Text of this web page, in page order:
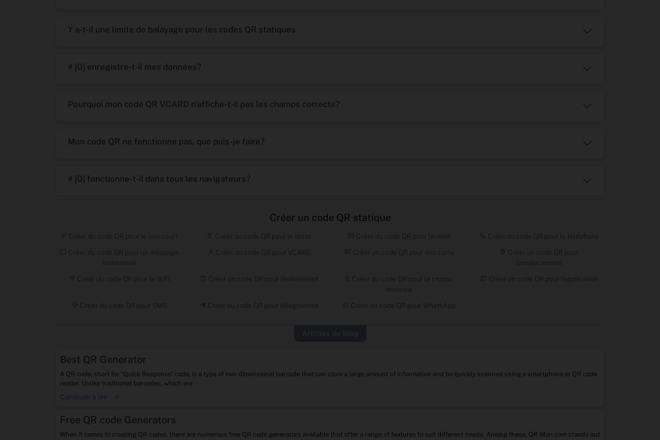
Y a-t-il une limite de balayage pour les codes QR statiques
# [0] enregistre-t-il mes données?
Pourquoi mon code QR VCARD n'affiche-t-il pas les champs corrects?
Mon code QR ne fonctionne pas, que puis-je faire?
# [0] fonctionne-t-il dans tous les navigateurs?
Créer un code QR statique
Best QR Generator
A QR code, short for “Quick Response” code, is a type of two-dimensional barcode that can store a large amount of information and be quickly scanned using a smartphone or QR code
reader. Unlike traditional barcodes, which are
Continuer à lire ->
Free QR code Generators
When it comes to creating QR codes, there are numerous free QR code generators available that offer a range of features to suit different needs. Among these, QR-Man.com stands out